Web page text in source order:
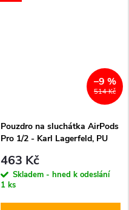
514 Kč
–9 %
Pouzdro na sluchátka AirPods
Pro 1/2 - Karl Lagerfeld, PU
Black
463 Kč
Skladem - hned k odeslání
1 ks